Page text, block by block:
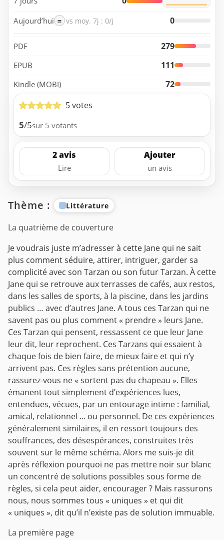
Aujourd’hui = vs moy. 7j : 0/j 0
PDF 279
EPUB 111
Kindle (MOBI)
72
5 votes
5/5sur 5 votants
2 avis
Lire
Ajouter
un avis
Thème : Littérature
La quatrième de couverture
Je voudrais juste m’adresser à cette Jane qui ne sait
plus comment séduire, attirer, intriguer, garder sa
complicité avec son Tarzan ou son futur Tarzan. À cette
Jane qui se retrouve aux terrasses de cafés, aux restos,
dans les salles de sports, à la piscine, dans les jardins
publics … avec d’autres Jane. A tous ces Tarzan qui ne
savent pas ou plus comment « prendre » leurs Jane.
Ces Tarzan qui pensent, ressassent ce que leur Jane
leur dit, leur reprochent. Ces Tarzans qui essaient à
chaque fois de bien faire, de mieux faire et qui n’y
arrivent pas. Ces règles sans prétention aucune,
rassurez-vous ne « sortent pas du chapeau ». Elles
émanent tout simplement d’expériences lues,
entendues, vécues, par un entourage intime : familial,
amical, relationnel ... ou personnel. De ces expériences
généralement similaires, il en ressort toujours des
souffrances, des désespérances, construites très
souvent sur le même schéma. Alors me suis-je dit
après réflexion pourquoi ne pas mettre noir sur blanc
un concentré de solutions possibles sous forme de
règles, si cela peut aider, encourager ? Mais rassurons
nous, nous sommes tous « uniques » et qui dit
« uniques », dit qu’il n’existe pas de solution immuable.
La première page